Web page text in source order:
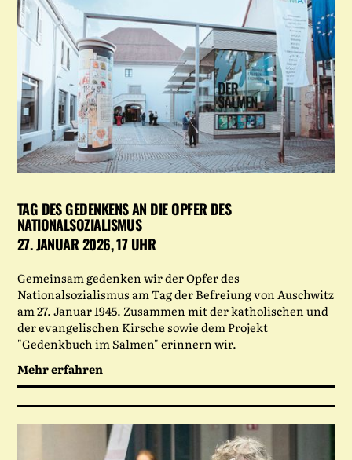
TAG DES GEDENKENS AN DIE OPFER DES
NATIONALSOZIALISMUS
27. JANUAR 2026, 17 UHR
Gemeinsam gedenken wir der Opfer des
Nationalsozialismus am Tag der Befreiung von Auschwitz
am 27. Januar 1945. Zusammen mit der katholischen und
der evangelischen Kirsche sowie dem Projekt
"Gedenkbuch im Salmen" erinnern wir.
Mehr erfahren